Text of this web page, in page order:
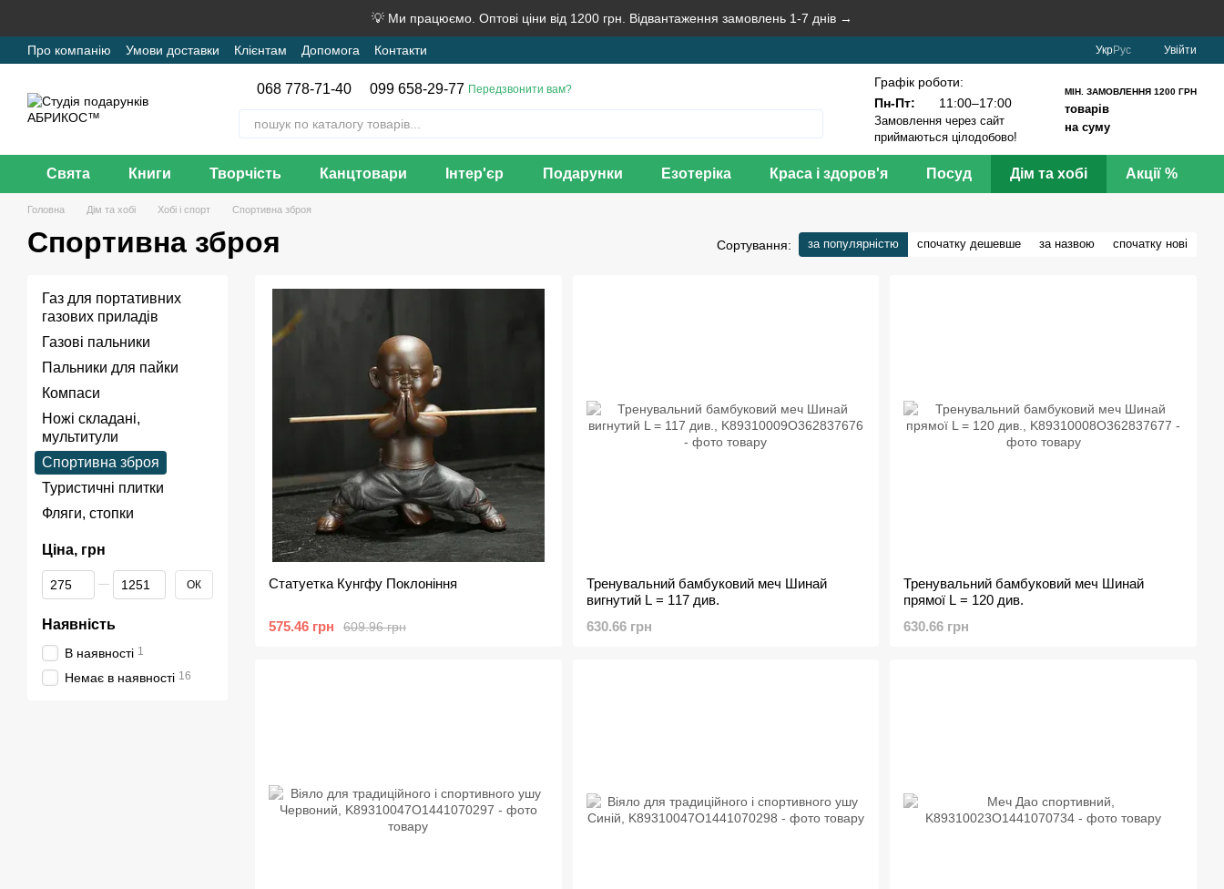
💡 Ми працюємо. Оптові ціни від 1200 грн. Відвантаження замовлень 1-7 днів →
Про компанію Умови доставки Клієнтам Допомога Контакти УкрРус Увійти
068 778-71-40 099 658-29-77 Передзвонити вам?
Графік роботи:
Пн-Пт:
11:00–17:00
Замовлення через сайт
приймаються цілодобово!
МІН. ЗАМОВЛЕННЯ 1200 ГРН
товарів
на суму
Свята Книги Творчість Канцтовари Інтер'єр Подарунки Езотеріка Краса і здоров'я Посуд Дім та хобі Акції %
Головна Дім та хобі Хобі і спорт Спортивна зброя
Спортивна зброя Сортування: за популярністю спочатку дешевше за назвою спочатку нові
Статуетка Кунгфу Поклоніння
609.96 грн
575.46 грн
Тренувальний бамбуковий меч Шинай
вигнутий L = 117 див.
630.66 грн
Тренувальний бамбуковий меч Шинай
прямої L = 120 див.
630.66 грн
Газ для портативних
газових приладів
Газові пальники
Пальники для пайки
Компаси
Ножі складані,
мультитули
Спортивна зброя
Туристичні плитки
Фляги, стопки
Ціна, грн
Від Ціна, грн
До Ціна, грн ОК
Наявність
В наявності 1
Немає в наявності 16